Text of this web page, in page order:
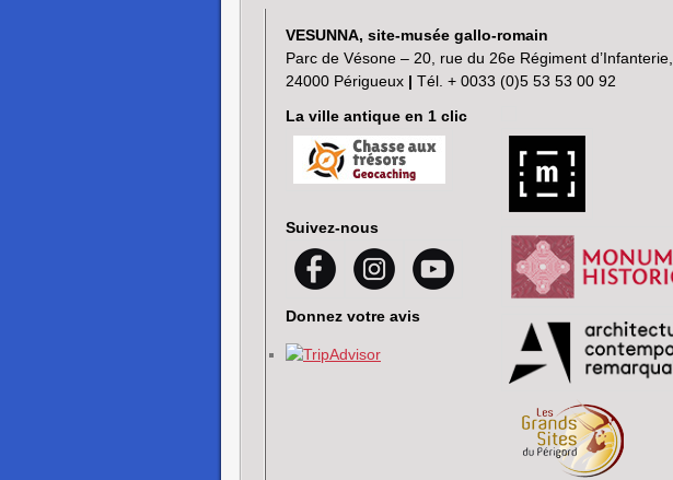
VESUNNA, site-musée gallo-romain
Parc de Vésone – 20, rue du 26e Régiment d’Infanterie,
24000 Périgueux | Tél. + 0033 (0)5 53 53 00 92
La ville antique en 1 clic
Suivez-nous
Donnez votre avis